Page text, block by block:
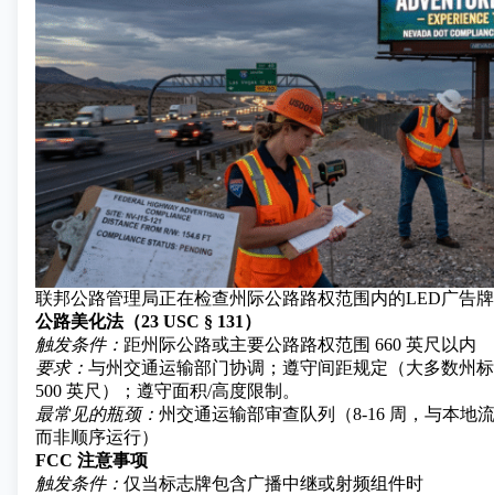
联邦公路管理局正在检查州际公路路权范围内的LED广告
公路美化法（23 USC § 131）
触发条件： 距州际公路或主要公路路权范围 660 英尺以内
要求： 与州交通运输部门协调；遵守间距规定（大多数州
500 英尺）；遵守面积/高度限制。
最常见的瓶颈： 州交通运输部审查队列（8-16 周，与本地
而非顺序运行）
FCC 注意事项
触发条件： 仅当标志牌包含广播中继或射频组件时